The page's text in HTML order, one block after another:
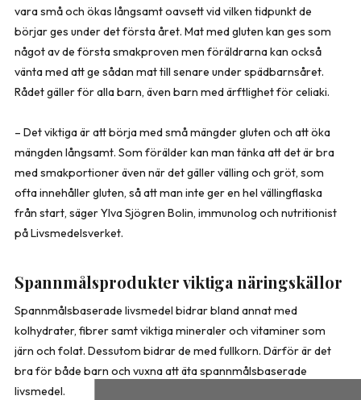
vara små och ökas långsamt oavsett vid vilken tidpunkt de
börjar ges under det första året. Mat med gluten kan ges som
något av de första smakproven men föräldrarna kan också
vänta med att ge sådan mat till senare under spädbarnsåret.
Rådet gäller för alla barn, även barn med ärftlighet för celiaki.
– Det viktiga är att börja med små mängder gluten och att öka
mängden långsamt. Som förälder kan man tänka att det är bra
med smakportioner även när det gäller välling och gröt, som
ofta innehåller gluten, så att man inte ger en hel vällingflaska
från start, säger Ylva Sjögren Bolin, immunolog och nutritionist
på Livsmedelsverket.
Spannmålsprodukter viktiga näringskällor
Spannmålsbaserade livsmedel bidrar bland annat med
kolhydrater, fibrer samt viktiga mineraler och vitaminer som
järn och folat. Dessutom bidrar de med fullkorn. Därför är det
bra för både barn och vuxna att äta spannmålsbaserade
livsmedel.